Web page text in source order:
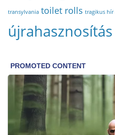
transylvania toilet rolls tragikus hír
újrahasznosítás